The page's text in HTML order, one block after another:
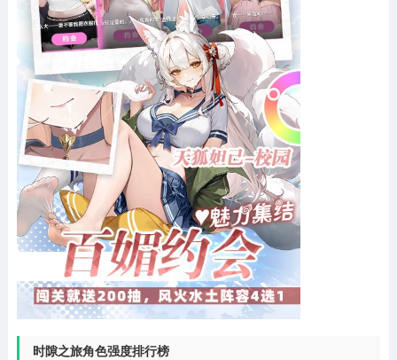
时隙之旅角色强度排行榜